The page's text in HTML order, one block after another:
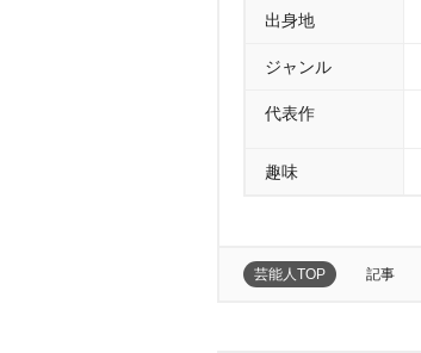
出身地
ジャンル
代表作
趣味
芸能人TOP 記事